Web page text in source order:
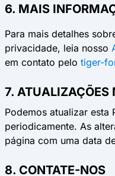
6. MAIS
Para mais detalhes
privacidade, leia nosso
em contato pelo tiger-
7. ATUALIZAÇÕES
Podemos atualizar esta
periodicamente. As
página com uma data
8. CONTATE-NOS